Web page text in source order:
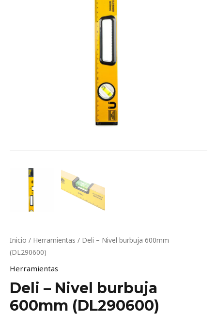
Inicio / Herramientas / Deli – Nivel burbuja 600mm
(DL290600)
Herramientas
Deli – Nivel burbuja
600mm (DL290600)